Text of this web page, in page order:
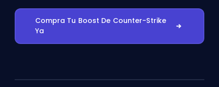
Compra Tu Boost De Counter-Strike
Ya